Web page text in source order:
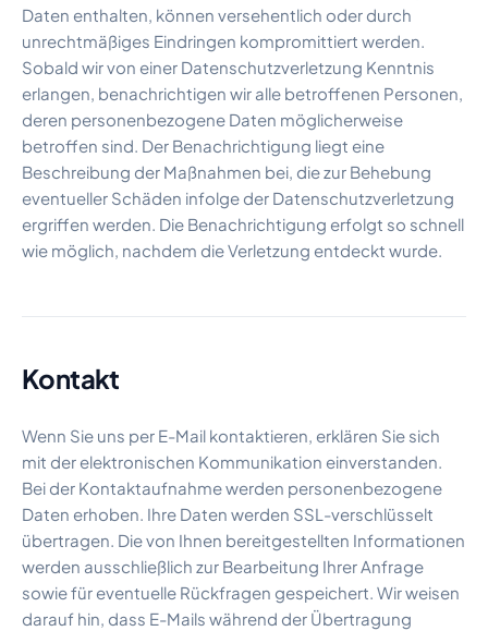
Daten enthalten, können versehentlich oder durch
unrechtmäßiges Eindringen kompromittiert werden.
Sobald wir von einer Datenschutzverletzung Kenntnis
erlangen, benachrichtigen wir alle betroffenen Personen,
deren personenbezogene Daten möglicherweise
betroffen sind. Der Benachrichtigung liegt eine
Beschreibung der Maßnahmen bei, die zur Behebung
eventueller Schäden infolge der Datenschutzverletzung
ergriffen werden. Die Benachrichtigung erfolgt so schnell
wie möglich, nachdem die Verletzung entdeckt wurde.
Kontakt
Wenn Sie uns per E-Mail kontaktieren, erklären Sie sich
mit der elektronischen Kommunikation einverstanden.
Bei der Kontaktaufnahme werden personenbezogene
Daten erhoben. Ihre Daten werden SSL-verschlüsselt
übertragen. Die von Ihnen bereitgestellten Informationen
werden ausschließlich zur Bearbeitung Ihrer Anfrage
sowie für eventuelle Rückfragen gespeichert. Wir weisen
darauf hin, dass E-Mails während der Übertragung